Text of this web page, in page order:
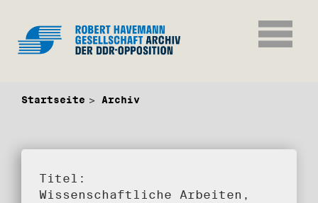
Startseite Archiv
Titel:
Wissenschaftliche Arbeiten,